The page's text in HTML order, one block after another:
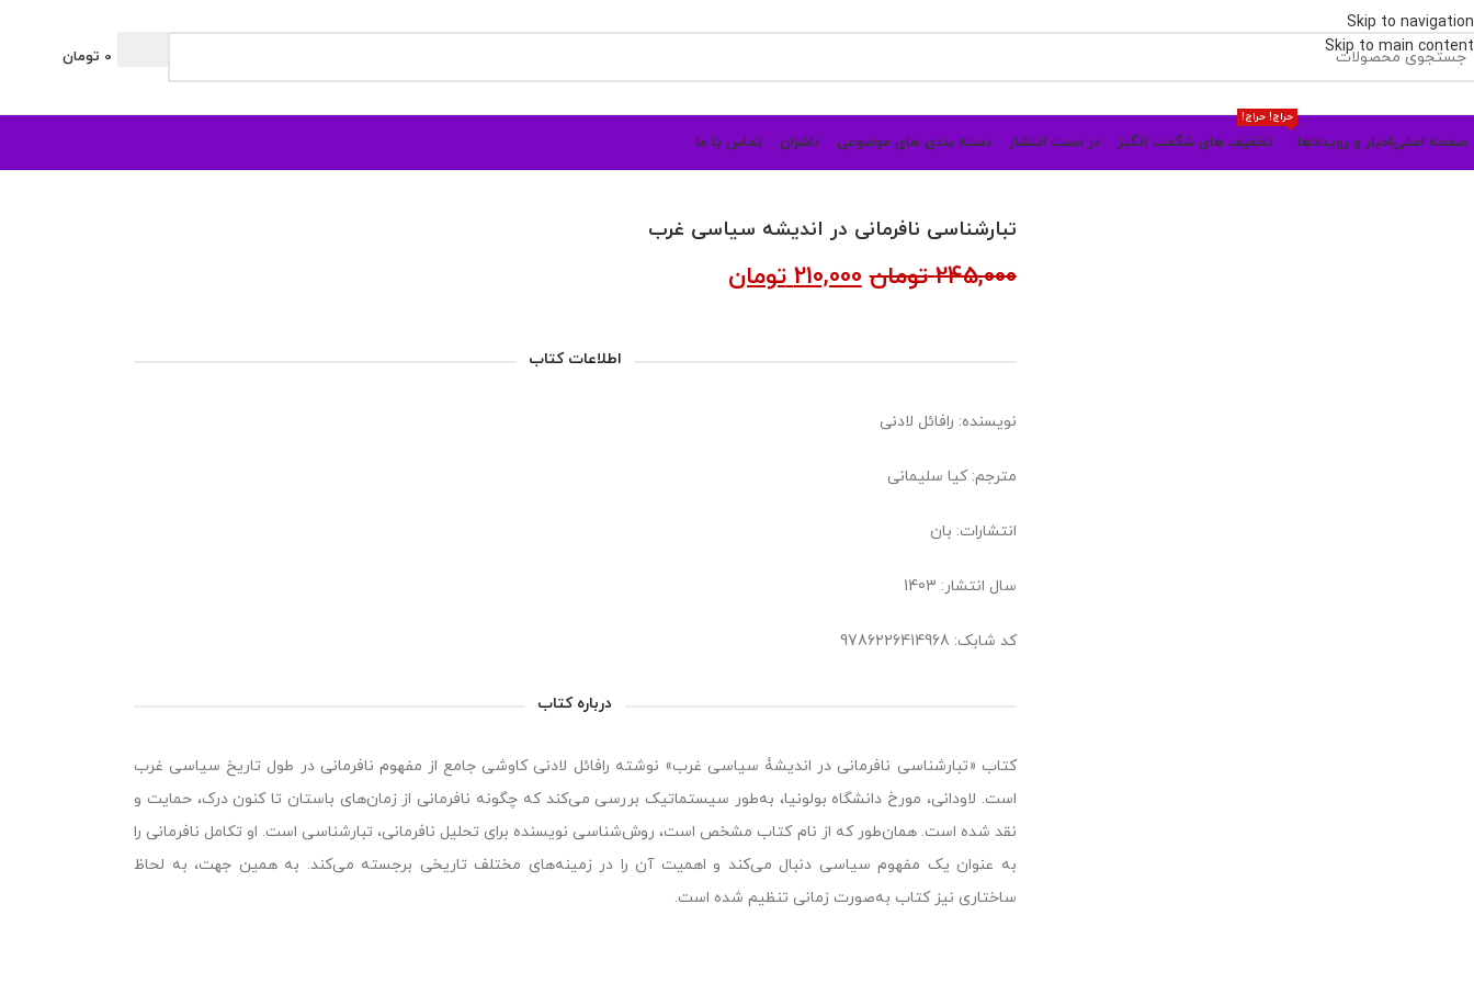
Skip to navigation
Skip to main content
0 تومان
صفحه اصلیاخبار و رویدادها تخفیف های شگفت انگیز
حراج! حراج!
در دست انتشار دسته بندی های موضوعی ناشران تماس با ما
تبارشناسی نافرمانی در اندیشه سیاسی غرب
245,000 تومان 210,000 تومان
اطلاعات کتاب
نویسنده: رافائل لادنی
مترجم: کیا سلیمانی
انتشارات: بان
سال انتشار: 1403
کد شابک: 9786226414968
درباره کتاب
کتاب «تبارشناسی نافرمانی در اندیشۀ سیاسی غرب» نوشته رافائل لادنی کاوشی جامع از مفهوم نافرمانی در طول تاریخ سیاسی غرب
است. لاودانی، مورخ دانشگاه بولونیا، به‌طور سیستماتیک بررسی می‌کند که چگونه نافرمانی از زمان‌های باستان تا کنون درک، حمایت و
نقد شده است. همان‌طور که از نام کتاب مشخص است، روش‌شناسی نویسنده برای تحلیل نافرمانی، تبارشناسی است. او تکامل نافرمانی را
به عنوان یک مفهوم سیاسی دنبال می‌کند و اهمیت آن را در زمینه‌های مختلف تاریخی برجسته می‌کند. به همین جهت، به لحاظ
ساختاری نیز کتاب به‌صورت زمانی تنظیم شده است.